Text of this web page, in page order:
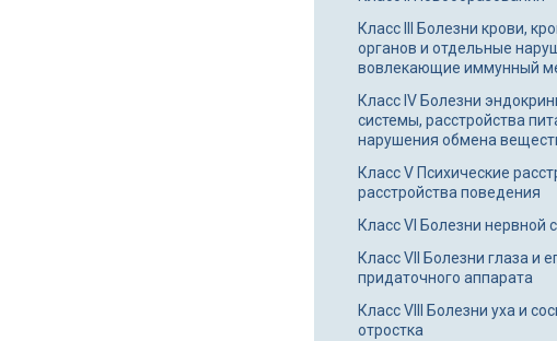
Класс III Болезни крови,
органов и отдельные
вовлекающие иммунный
Класс IV Болезни
системы, расстройства
нарушения обмена
Класс V Психические
расстройства поведения
Класс VI Болезни нервной
Класс VII Болезни глаза и
придаточного аппарата
Класс VIII Болезни уха и
отростка